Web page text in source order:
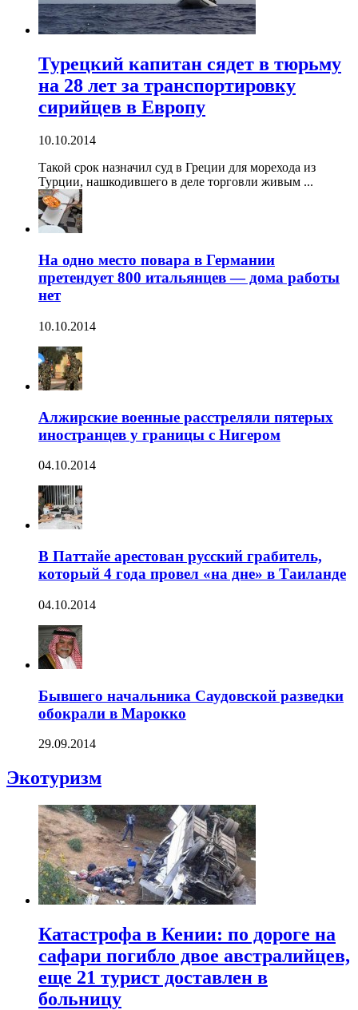
Турецкий капитан сядет в тюрьму
на 28 лет за транспортировку
сирийцев в Европу
10.10.2014
Такой срок назначил суд в Греции для морехода из
Турции, нашкодившего в деле торговли живым ...
На одно место повара в Германии
претендует 800 итальянцев — дома работы
нет
10.10.2014
Алжирские военные расстреляли пятерых
иностранцев у границы с Нигером
04.10.2014
В Паттайе арестован русский грабитель,
который 4 года провел «на дне» в Таиланде
04.10.2014
Бывшего начальника Саудовской разведки
обокрали в Марокко
29.09.2014
Экотуризм
Катастрофа в Кении: по дороге на
сафари погибло двое австралийцев,
еще 21 турист доставлен в
больницу